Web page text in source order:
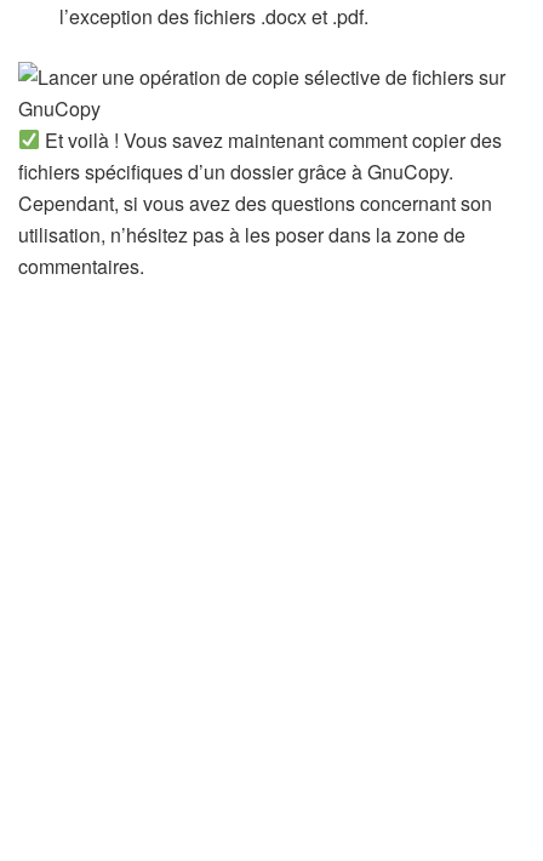
l’exception des fichiers .docx et .pdf.
Et voilà ! Vous savez maintenant comment copier des
fichiers spécifiques d’un dossier grâce à GnuCopy.
Cependant, si vous avez des questions concernant son
utilisation, n’hésitez pas à les poser dans la zone de
commentaires.